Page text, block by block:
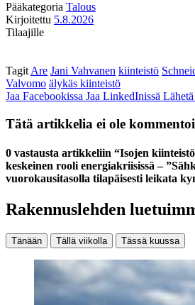
Pääkategoria Talous
Kirjoitettu 5.8.2026
Tilaajille
Tagit Are Jani Vahvanen kiinteistö
Valvomo älykäs kiinteistö
Jaa Facebookissa Jaa LinkedInissä
Tätä artikkelia ei ole
0 vastausta artikkeliin “Isojen
keskeinen rooli energiakriisissä –
vuorokausitasolla tilapäisesti leikata
Rakennuslehden
Tänään Tällä viikolla Tässä kuussa